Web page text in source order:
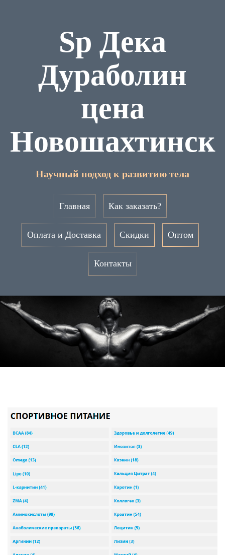
Sp Дека
Дураболин
цена
Новошахтинск
Научный подход к развитию тела
Главная Как заказать?
Оплата и Доставка Скидки Оптом
Контакты